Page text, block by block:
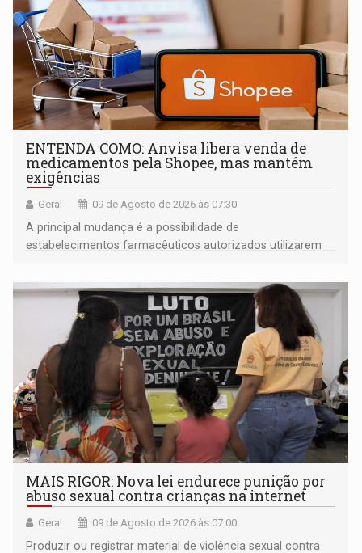
ENTENDA COMO: Anvisa libera venda de
medicamentos pela Shopee, mas mantém
exigências
Geral 09 de Agosto de 2026 às 07:30
A principal mudança é a possibilidade de
estabelecimentos farmacêuticos autorizados utilizarem
MAIS RIGOR: Nova lei endurece punição por
abuso sexual contra crianças na internet
Geral 09 de Agosto de 2026 às 07:00
Produzir ou registrar material de violência sexual contra